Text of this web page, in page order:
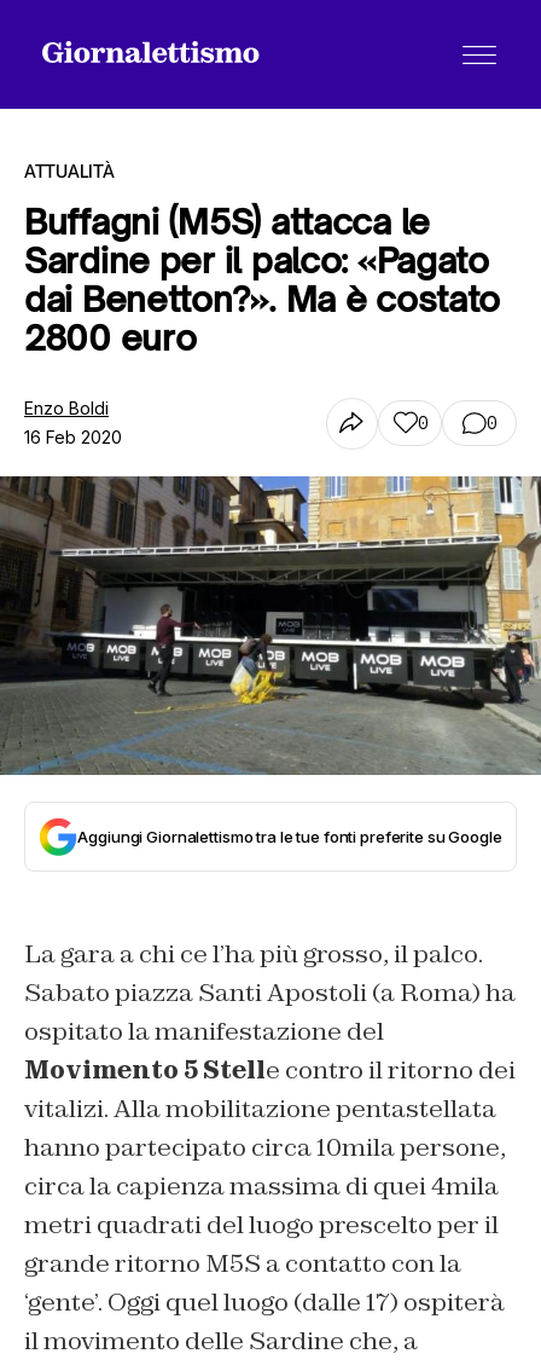
Tutti gli articoli
ATTUALITÀ
Buffagni (M5S) attacca le
Sardine per il palco: «Pagato
dai Benetton?». Ma è costato
2800 euro
Enzo Boldi
16 Feb 2020
0 0
Aggiungi Giornalettismo tra le tue fonti preferite su Google
La gara a chi ce l’ha più grosso, il palco.
Sabato piazza Santi Apostoli (a Roma) ha
ospitato la manifestazione del
Movimento 5 Stelle contro il ritorno dei
vitalizi. Alla mobilitazione pentastellata
hanno partecipato circa 10mila persone,
circa la capienza massima di quei 4mila
metri quadrati del luogo prescelto per il
grande ritorno M5S a contatto con la
‘gente’. Oggi quel luogo (dalle 17) ospiterà
il movimento delle Sardine che, a